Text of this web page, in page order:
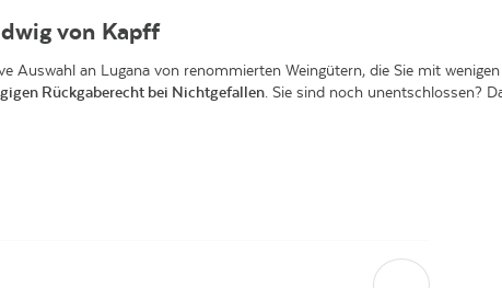
von Kapff
Auswahl an Lugana von renommierten Weingütern, die Sie mit
Rückgaberecht bei Nichtgefallen . Sie sind noch unentschlossen?